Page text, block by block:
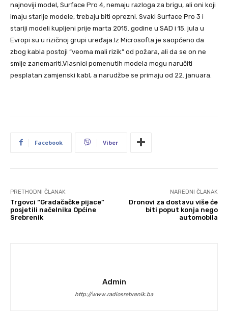
najnoviji model, Surface Pro 4, nemaju razloga za brigu, ali oni koji
imaju starije modele, trebaju biti oprezni. Svaki Surface Pro 3 i
stariji modeli kupljeni prije marta 2015. godine u SAD i 15. jula u
Evropi su u rizičnoj grupi uređaja.Iz Microsofta je saopćeno da
zbog kabla postoji “veoma mali rizik” od požara, ali da se on ne
smije zanemariti.Vlasnici pomenutih modela mogu naručiti
pesplatan zamjenski kabl, a narudžbe se primaju od 22. januara.
Facebook Viber
PRETHODNI ČLANAK
Trgovci “Gradačačke pijace”
posjetili načelnika Općine
Srebrenik
NAREDNI ČLANAK
Dronovi za dostavu više će
biti poput konja nego
automobila
Admin
http://www.radiosrebrenik.ba